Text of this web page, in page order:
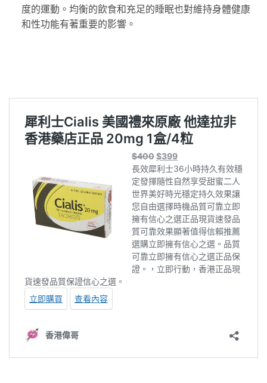
度的運動。均衡的飲食和充足的睡眠也對維持身體健康
和性功能有著重要的影響。